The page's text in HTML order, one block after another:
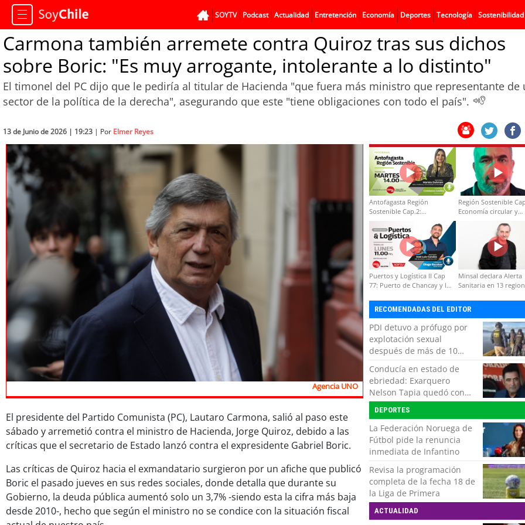
SOYTV Podcast Actualidad Entretención Economía Deportes Tecnología Sostenibilidad
Carmona también arremete contra Quiroz tras sus dichos
sobre Boric: "Es muy arrogante, intolerante a lo distinto"
El timonel del PC dijo que le pediría al titular de Hacienda "que fuera más ministro que representante de
sector de la política de la derecha", asegurando que este "tiene obligaciones con todo el país".
13 de Junio de 2026 | 19:23 | Por Elmer Reyes
Agencia UNO
El presidente del Partido Comunista (PC), Lautaro Carmona, salió al paso este
sábado y arremetió contra el ministro de Hacienda, Jorge Quiroz, debido a las
críticas que el secretario de Estado lanzó contra el expresidente Gabriel Boric.
Las críticas de Quiroz hacia el exmandatario surgieron por un afiche que publicó
Boric el pasado jueves en sus redes sociales, donde detalla que durante su
Gobierno, la deuda pública aumentó solo un 3,7% -siendo esta la cifra más baja
desde 2010-, hecho que según el ministro no se condice con la situación fiscal
Antofagasta Región
Sostenible Cap.2:
Educación ambiental y
formación de capacidades
técnicas
Región Sostenible
Economía circular y
Puertos y Logística II Cap
77: Puerto de Chancay y la
Minsal declara Alerta
Sanitaria en 13
RECOMENDADAS DEL EDITOR
PDI detuvo a prófugo por
explotación sexual
después de más de 10
horas de navegación en la
zona austral
Conducía en estado de
ebriedad: Exarquero
Nelson Tapia quedó con
lesiones graves tras
accidente vehicular
DEPORTES
La Federación Noruega de
Fútbol pide la renuncia
inmediata de Infantino
Revisa la programación
completa de la fecha 18 de
la Liga de Primera
ACTUALIDAD